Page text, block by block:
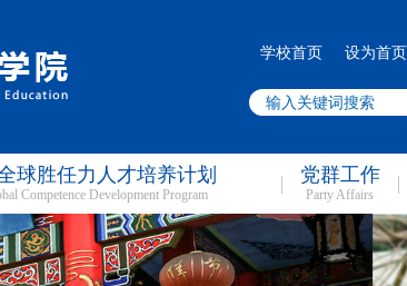
学校首页 设为首页
球胜任力人才培养计划
Competence Development Program
党群工作
Party Affairs